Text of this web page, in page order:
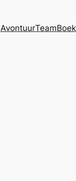
AvontuurTeam